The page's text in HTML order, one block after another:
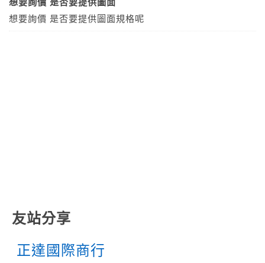
想要詢價 是否要提供圖面規格呢
友站分享
正達國際商行